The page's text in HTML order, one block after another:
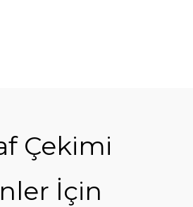
Çekimi
İçin